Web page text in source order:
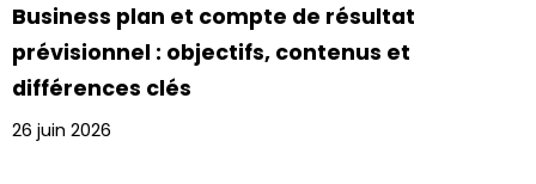
Business plan et compte de résultat
prévisionnel : objectifs, contenus et
différences clés
26 juin 2026